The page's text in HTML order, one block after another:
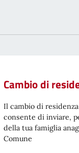
Cambio di
Il cambio di
consente di inviare,
della tua famiglia
Comune